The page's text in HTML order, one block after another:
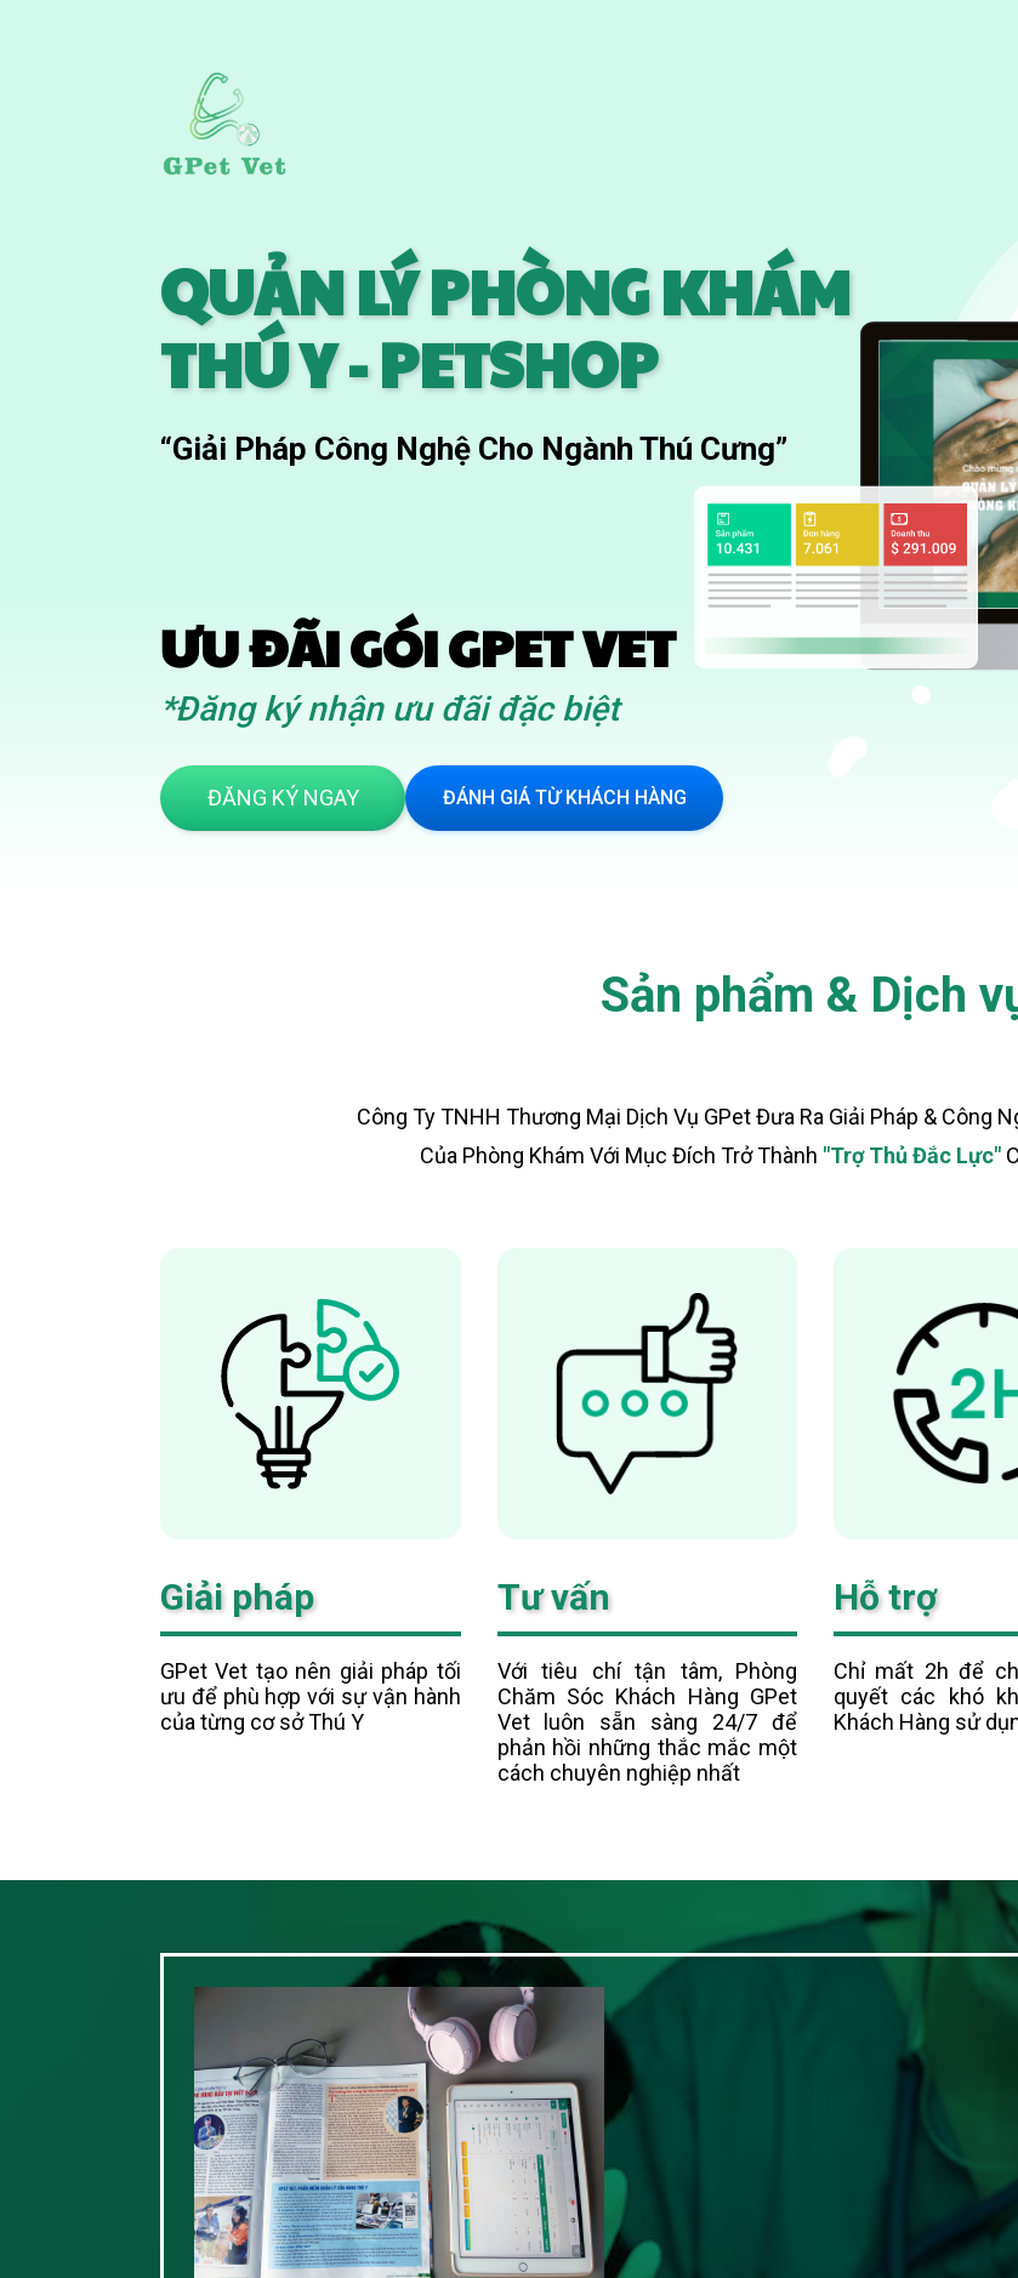
QUẢN LÝ PHÒNG KHÁM
THÚ Y - PETSHOP
“Giải Pháp Công Nghệ Cho Ngành Thú Cưng”
ƯU ĐÃI GÓI GPET VET
*Đăng ký nhận ưu đãi đặc biệt
ĐĂNG KÝ NGAY ĐÁNH GIÁ TỪ KHÁCH HÀNG
Sản phẩm & Dịch
Công Ty TNHH Thương Mại Dịch Vụ GPet Đưa Ra Giải Pháp & Công
Của Phòng Khám Với Mục Đích Trở Thành "Trợ Thủ Đắc Lực"
Giải pháp
GPet Vet tạo nên giải pháp tối
ưu để phù hợp với sự vận hành
của từng cơ sở Thú Y
Tư vấn
Với tiêu chí tận tâm, Phòng
Chăm Sóc Khách Hàng GPet
Vet luôn sẵn sàng 24/7 để
phản hồi những thắc mắc một
cách chuyên nghiệp nhất
Hỗ trợ
Chỉ mất 2h để
quyết các khó
Khách Hàng sử